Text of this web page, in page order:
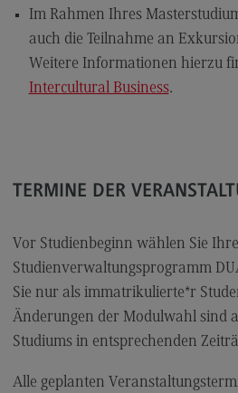
Kontakt
Intensive Care
Intensive Care
Marketing and Business
Modulangebot
Berufsperspektiven
Kontakt
Maschinenbau
Im Rahmen Ihres
auch die Teilnahme an
Weitere Informationen hierzu
Intercultural Business​​​​​​​.
TERMINE DER
Vor Studienbeginn wählen Sie
Studienverwaltungsprogramm
Sie nur als immatrikulierte*r
Änderungen der Modulwahl sind
Studiums in entsprechenden
Alle geplanten